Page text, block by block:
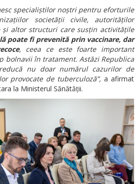
specialiștilor noștri pentru eforturile
societății civile, autorităților
și altor structuri care susțin activitățile
poate fi prevenită prin vaccinare, dar
, ceea ce este foarte important
bolnavii în tratament. Astăzi Republica
nu doar numărul cazurilor de
provocate de tuberculoză”, a afirmat
la Ministerul Sănătății.